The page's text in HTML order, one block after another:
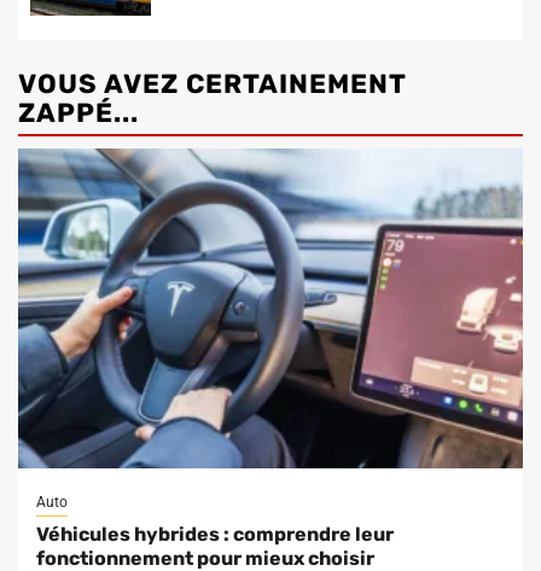
VOUS AVEZ CERTAINEMENT
ZAPPÉ...
Auto
Véhicules hybrides : comprendre leur
fonctionnement pour mieux choisir